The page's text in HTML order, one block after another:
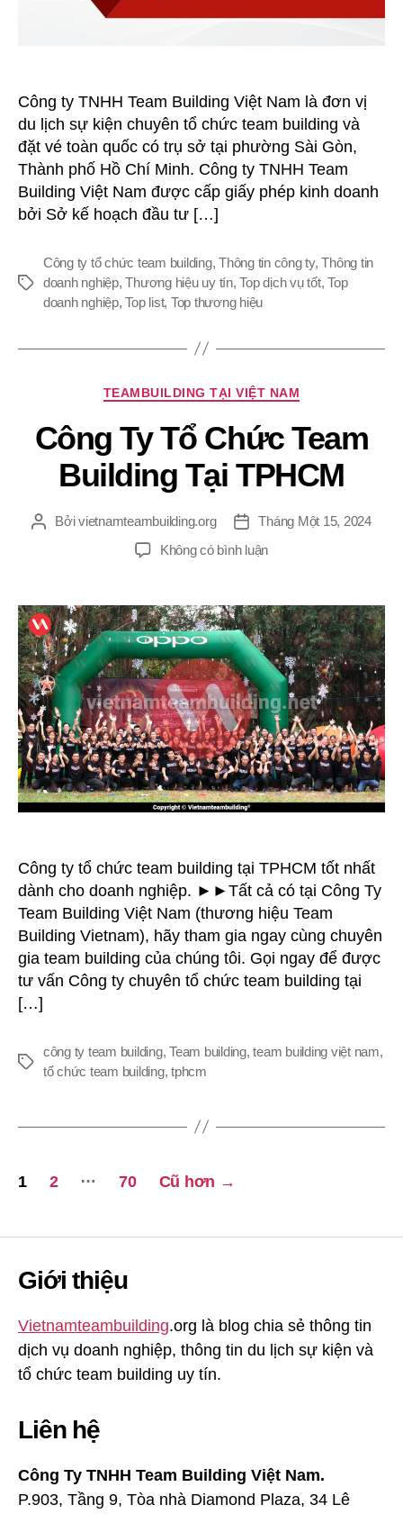
Công ty TNHH Team Building Việt Nam là đơn vị
du lịch sự kiện chuyên tổ chức team building và
đặt vé toàn quốc có trụ sở tại phường Sài Gòn,
Thành phố Hồ Chí Minh. Công ty TNHH Team
Building Việt Nam được cấp giấy phép kinh doanh
bởi Sở kế hoạch đầu tư […]
Thẻ
Công ty tổ chức team building,Thông tin công ty,Thông tin
doanh nghiệp,Thương hiệu uy tín,Top dịch vụ tốt,Top
doanh nghiệp,Top list, Top thương hiệu
Chuyên
TEAMBUILDING TẠI VIỆT NAM
Công Ty Tổ Chức Team
Building Tại TPHCM
TácBởivietnamteambuilding.org
Ngày
đăng
Tháng Một 15, 2024
Không có bình luậnở
Tổ
Chức
Team
Building
Tại
TPHCM
Công ty tổ chức team building tại TPHCM tốt nhất
dành cho doanh nghiệp. ►►Tất cả có tại Công Ty
Team Building Việt Nam (thương hiệu Team
Building Vietnam), hãy tham gia ngay cùng chuyên
gia team building của chúng tôi. Gọi ngay để được
tư vấn Công ty chuyên tổ chức team building tại
[…]
Thẻ
công ty team building,Team building,team building việt nam,
tổ chức team building,tphcm
Phân
bài
viết
1 2 … 70 Cũ hơn →
Giới thiệu
Vietnamteambuilding.org là blog chia sẻ thông tin
dịch vụ doanh nghiệp, thông tin du lịch sự kiện và
tổ chức team building uy tín.
Liên hệ
Công Ty TNHH Team Building Việt Nam.
P.903, Tầng 9, Tòa nhà Diamond Plaza, 34 Lê